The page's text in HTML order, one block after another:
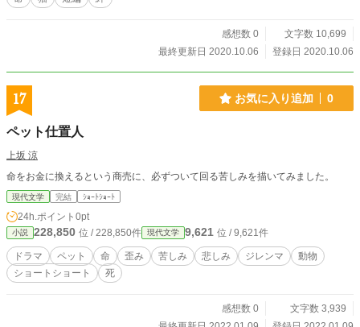
感想数 0
文字数 10,699
最終更新日 2020.10.06
登録日 2020.10.06
17 お気に入り追加 0
ペット仕置人
上坂 涼
命をお金に換えるという商売に、必ずついて回る苦しみを描いてみました。
現代文学 完結 ｼｮｰﾄｼｮｰﾄ
24h.ポイント 0pt
小説 228,850 位 / 228,850件 現代文学 9,621 位 / 9,621件
ドラマ ペット 命 歪み 苦しみ 悲しみ ジレンマ
動物
ショートショート
死
感想数 0
文字数 3,939